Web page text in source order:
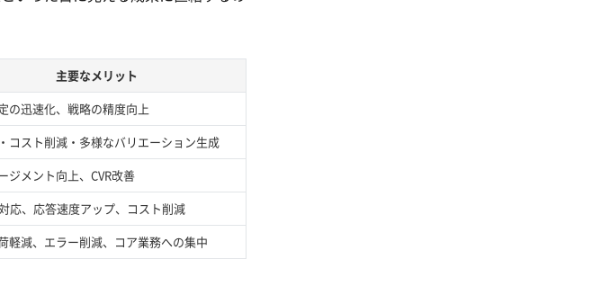
主要なメリット
の迅速化、戦略の精度向上
コスト削減・多様なバリエーション生成
ジメント向上、CVR改善
応、応答速度アップ、コスト削減
軽減、エラー削減、コア業務への集中